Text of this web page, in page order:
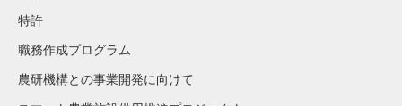
特許
職務作成プログラム
農研機構との事業開発に向けて